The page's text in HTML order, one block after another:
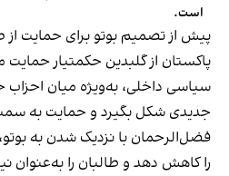
است.
پیش از تصمیم بوتو برای حمایت از
پاکستان از گلبدین حکمتیار حمایت
سیاسی داخلی، به‌ویژه میان احزاب
جدیدی شکل بگیرد و حمایت به سمت
فضل‌الرحمان با نزدیک شدن به
را کاهش دهد و طالبان را به‌عنوان